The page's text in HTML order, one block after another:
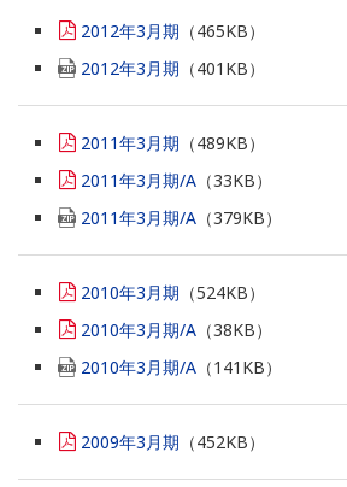
2012年3月期 （465KB）
2012年3月期 （401KB）
2011年3月期 （489KB）
2011年3月期/A （33KB）
2011年3月期/A （379KB）
2010年3月期 （524KB）
2010年3月期/A （38KB）
2010年3月期/A （141KB）
2009年3月期 （452KB）